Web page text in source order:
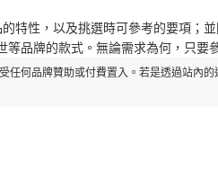
特性，以及挑選時可參考的要項；
等品牌的款式。無論需求為何，只要
任何品牌贊助或付費置入。若是透過站內